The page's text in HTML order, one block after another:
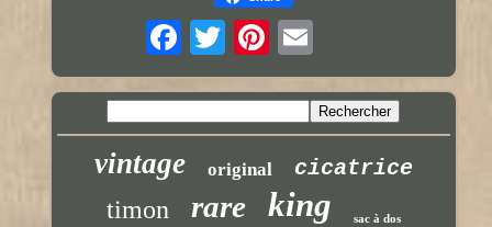
vintage original cicatrice
timon rare king sac à dos